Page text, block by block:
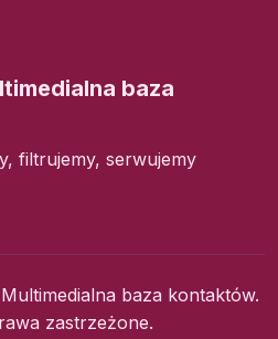
baza
filtrujemy, serwujemy
baza kontaktów.
zastrzeżone.